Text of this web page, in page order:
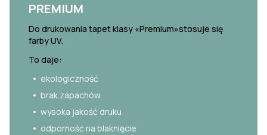
PREMIUM
Do drukowania tapet klasy «Premium»stosuje się
farby UV.
To daje:
ekologiczność
brak zapachów
wysoka jakość druku
odporność na blaknięcie